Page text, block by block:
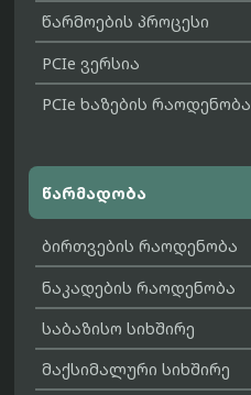
წარმოების პროცესი
PCIe ვერსია
PCIe ხაზების რაოდენობა
წარმადობა
ბირთვების რაოდენობა
ნაკადების რაოდენობა
საბაზისო სიხშირე
მაქსიმალური სიხშირე